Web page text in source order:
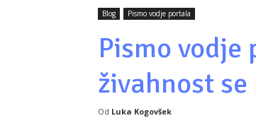
Blog Pismo vodje portala
Pismo
živahnost
Od Luka Kogovšek